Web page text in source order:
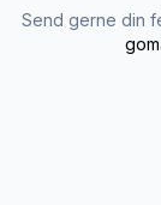
Send gerne din